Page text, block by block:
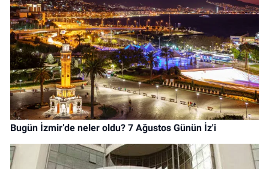
Bugün İzmir’de neler oldu? 7 Ağustos Günün İz'i